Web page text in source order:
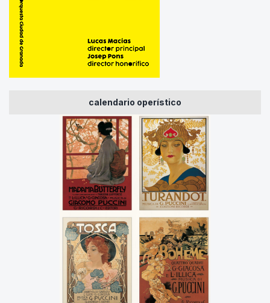
calendario operístico